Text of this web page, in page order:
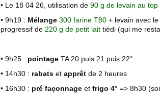
• Le 18 04 26, utilisation de 90 g de levain au top
• 9h19 : Mélange 300 farine T80 + levain avec
progressif de 220 g de petit lait tiédi (qui me
• 9h25 : pointage TA 20 puis 21 puis 22°
• 14h30 : rabats et apprêt de 2 heures
• 16h30 : pré façonnage et frigo 4° => 8h30